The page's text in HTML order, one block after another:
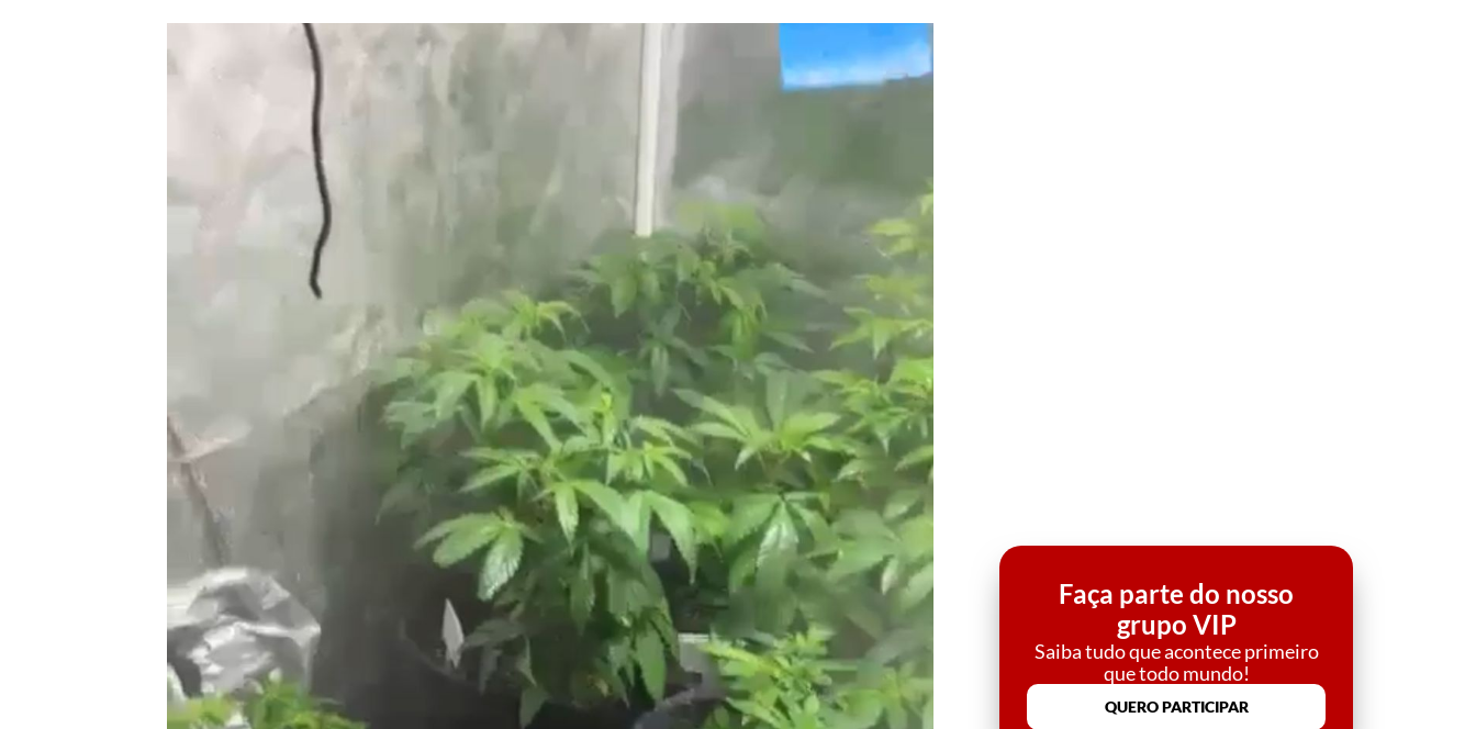
Faça parte do nosso
grupo VIP
Saiba tudo que acontece primeiro
que todo mundo!
QUERO PARTICIPAR